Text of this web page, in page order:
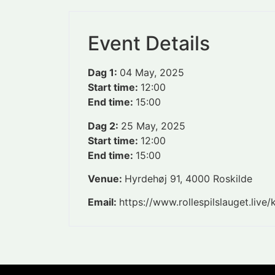
Event Details
Dag 1: 04 May, 2025
Start time: 12:00
End time: 15:00
Dag 2: 25 May, 2025
Start time: 12:00
End time: 15:00
Venue: Hyrdehøj 91, 4000 Roskilde
Email: https://www.rollespilslauget.live/